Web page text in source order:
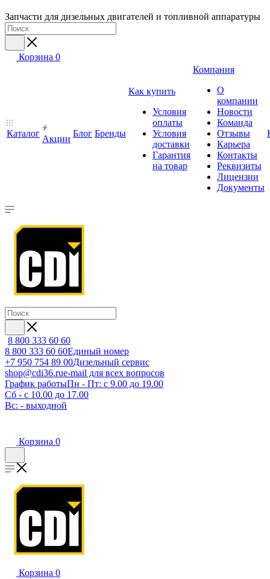
Запчасти для дизельных двигателей и топливной аппаратуры
Корзина 0
Каталог
Акции
Блог Бренды
Как купить
Условия
оплаты
Условия
доставки
Гарантия
на товар
Компания
О
компании
Новости
Команда
Отзывы
Карьера
Контакты
Реквизиты
Лицензии
Документы
8 800 333 60 60
8 800 333 60 60Единый номер
+7 950 754 89 00Дизельный сервис
shop@cdi36.rue-mail для всех вопросов
График работыПн - Пт: с 9.00 до 19.00
Сб - с 10.00 до 17.00
Вс: - выходной
Корзина 0
Корзина 0